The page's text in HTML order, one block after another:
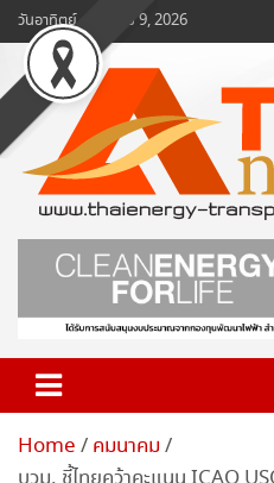
Skip
to
content
วันอาทิตย์, สิงหาคม 9, 2026
www.ten-
ข่าวพลังงานและคมนาคม
Home
คมนาคม